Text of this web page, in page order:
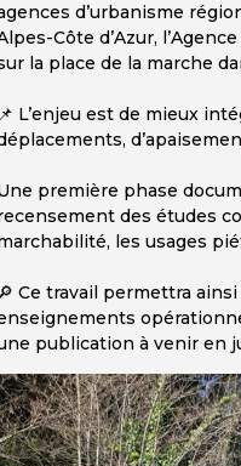
d’urbanisme
Côte d’Azur,
la place de la marche
L’enjeu est de mieux
première phase
des études
les usages
Ce travail permettra
publication à venir en